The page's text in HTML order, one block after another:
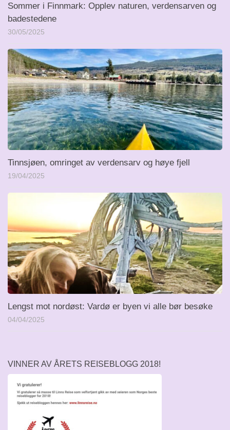
Sommer i Finnmark: Opplev naturen, verdensarven og
badestedene
30/05/2025
Tinnsjøen, omringet av verdensarv og høye fjell
19/04/2025
Lengst mot nordøst: Vardø er byen vi alle bør besøke
04/04/2025
VINNER AV ÅRETS REISEBLOGG 2018!